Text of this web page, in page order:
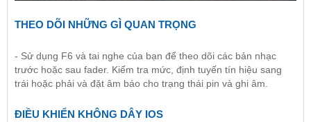
THEO DÕI NHỮNG GÌ QUAN TRỌNG
- Sử dụng F6 và tai nghe của bạn để theo dõi các bản nhạc
trước hoặc sau fader. Kiểm tra mức, định tuyến tín hiệu sang
trái hoặc phải và đặt âm báo cho trạng thái pin và ghi âm.
ĐIỀU KHIỂN KHÔNG DÂY IOS